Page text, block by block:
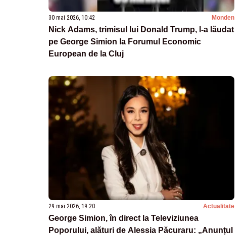
30 mai 2026, 10:42 Monden
Nick Adams, trimisul lui Donald Trump, l-a lăudat
pe George Simion la Forumul Economic
European de la Cluj
29 mai 2026, 19:20 Actualitate
George Simion, în direct la Televiziunea
Poporului, alături de Alessia Păcuraru: „Anunțul